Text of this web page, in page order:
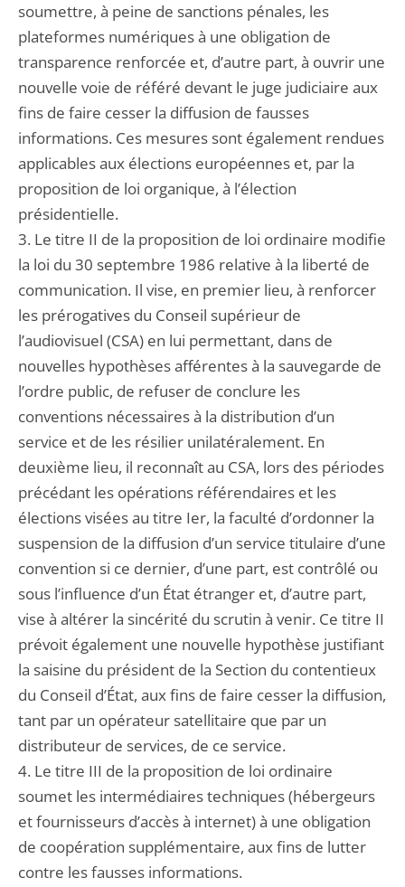
soumettre, à peine de sanctions pénales, les
plateformes numériques à une obligation de
transparence renforcée et, d’autre part, à ouvrir une
nouvelle voie de référé devant le juge judiciaire aux
fins de faire cesser la diffusion de fausses
informations. Ces mesures sont également rendues
applicables aux élections européennes et, par la
proposition de loi organique, à l’élection
présidentielle.
3. Le titre II de la proposition de loi ordinaire modifie
la loi du 30 septembre 1986 relative à la liberté de
communication. Il vise, en premier lieu, à renforcer
les prérogatives du Conseil supérieur de
l’audiovisuel (CSA) en lui permettant, dans de
nouvelles hypothèses afférentes à la sauvegarde de
l’ordre public, de refuser de conclure les
conventions nécessaires à la distribution d’un
service et de les résilier unilatéralement. En
deuxième lieu, il reconnaît au CSA, lors des périodes
précédant les opérations référendaires et les
élections visées au titre Ier, la faculté d’ordonner la
suspension de la diffusion d’un service titulaire d’une
convention si ce dernier, d’une part, est contrôlé ou
sous l’influence d’un État étranger et, d’autre part,
vise à altérer la sincérité du scrutin à venir. Ce titre II
prévoit également une nouvelle hypothèse justifiant
la saisine du président de la Section du contentieux
du Conseil d’État, aux fins de faire cesser la diffusion,
tant par un opérateur satellitaire que par un
distributeur de services, de ce service.
4. Le titre III de la proposition de loi ordinaire
soumet les intermédiaires techniques (hébergeurs
et fournisseurs d’accès à internet) à une obligation
de coopération supplémentaire, aux fins de lutter
contre les fausses informations.